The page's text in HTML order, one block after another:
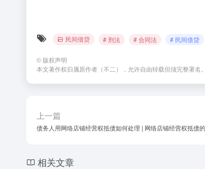
民间借贷 # 刑法 # 合同法 # 民间借贷
© 版权声明
本文著作权归属原作者（不二），允许自由转载但须完整署名
上一篇
债务人用网络店铺经营权抵债如何处理 | 网络店铺经营权抵债
相关文章